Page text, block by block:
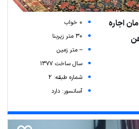
0 خواب
30 متر زیربنا
-- متر زمین
سال ساخت 1377
شماره طبقه: 2
آسانسور: دارد